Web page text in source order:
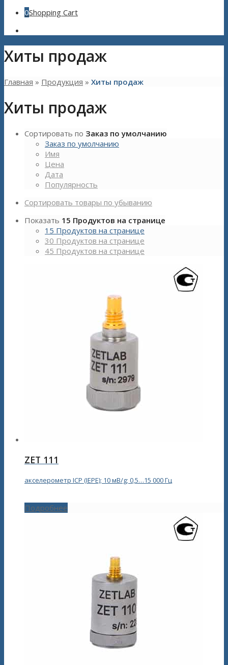
0Shopping Cart
Хиты продаж
Главная » Продукция » Хиты продаж
Хиты продаж
Сортировать по Заказ по умолчанию
Заказ по умолчанию
Имя
Цена
Дата
Популярность
Сортировать товары по убыванию
Показать 15 Продуктов на странице
15 Продуктов на странице
30 Продуктов на странице
45 Продуктов на странице
ZET 111
акселерометр ICP (IEPE); 10 мВ/g; 0,5…15 000 Гц
Подробнее